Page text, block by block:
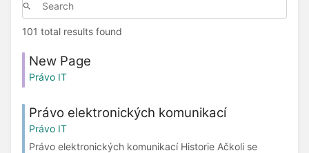
101 total results found
New Page
Právo IT
Právo elektronických komunikací
Právo IT
Právo elektronických komunikací Historie Ačkoli se